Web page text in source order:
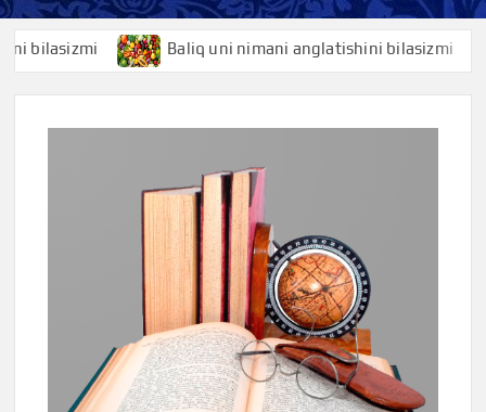
Baliq uni nimani anglatishini bilasizmi